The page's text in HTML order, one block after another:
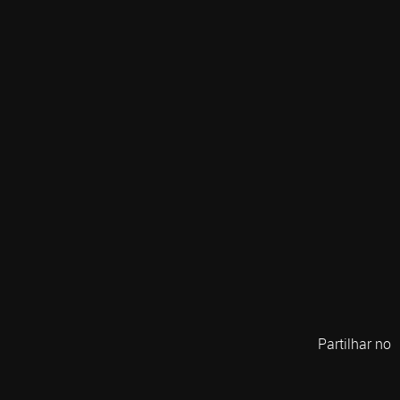
Partilhar no